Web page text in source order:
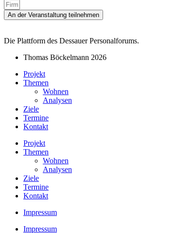
An der Veranstaltung teilnehmen
Die Plattform des Dessauer Personalforums.
Thomas Böckelmann 2026
Projekt
Themen
Wohnen
Analysen
Ziele
Termine
Kontakt
Projekt
Themen
Wohnen
Analysen
Ziele
Termine
Kontakt
Impressum
Impressum